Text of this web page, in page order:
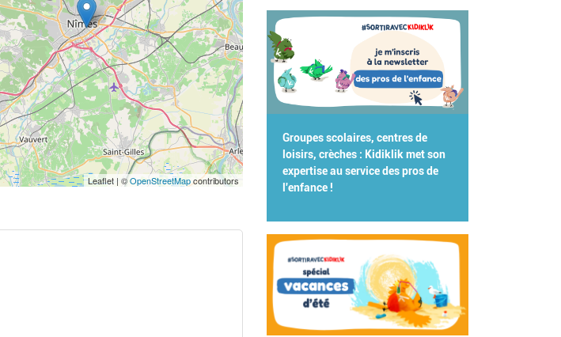
Leaflet | ©OpenStreetMapcontributors
Groupes scolaires, centres de
loisirs, crèches : Kidiklik met son
expertise au service des pros de
l'enfance !